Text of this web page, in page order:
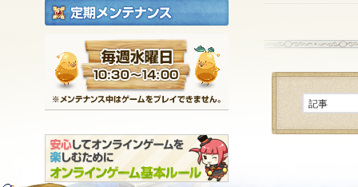
定期メンテナンス
毎週水曜日 10:30